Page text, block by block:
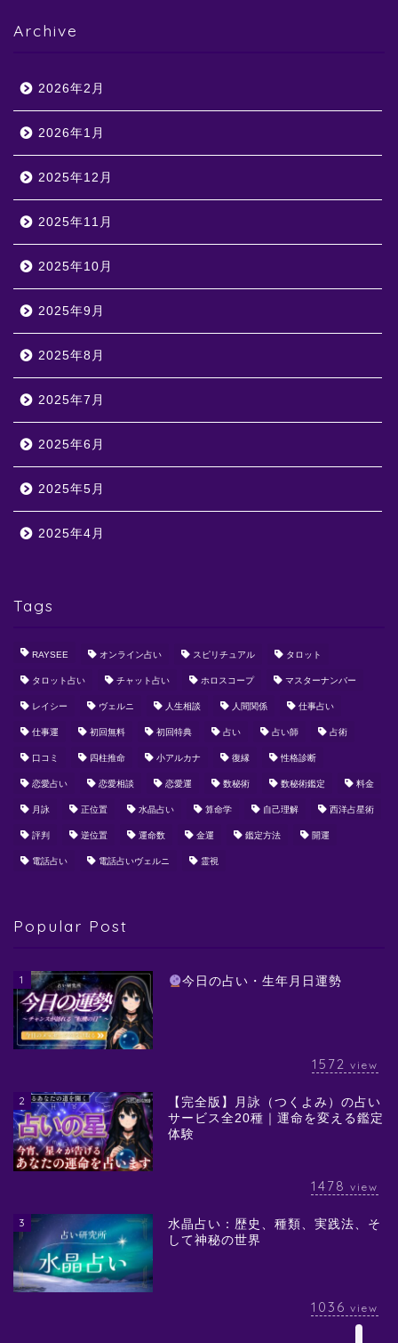
Archive
2026年2月
2026年1月
2025年12月
2025年11月
2025年10月
2025年9月
2025年8月
2025年7月
2025年6月
2025年5月
2025年4月
Tags
RAYSEE オンライン占い スピリチュアル タロット
タロット占い チャット占い ホロスコープ マスターナンバー
レイシー ヴェルニ 人生相談 人間関係 仕事占い
仕事運 初回無料 初回特典 占い 占い師 占術
口コミ 四柱推命 小アルカナ 復縁 性格診断
恋愛占い 恋愛相談 恋愛運 数秘術 数秘術鑑定 料金
月詠 正位置 水晶占い 算命学 自己理解 西洋占星術
評判 逆位置 運命数 金運 鑑定方法 開運
電話占い 電話占いヴェルニ 霊視
Popular Post
1 今日の占い・生年月日運勢
1572 view
2
【完全版】月詠（つくよみ）の占い
サービス全20種｜運命を変える鑑定
体験
1478 view
3
水晶占い：歴史、種類、実践法、そ
して神秘の世界
1036 view